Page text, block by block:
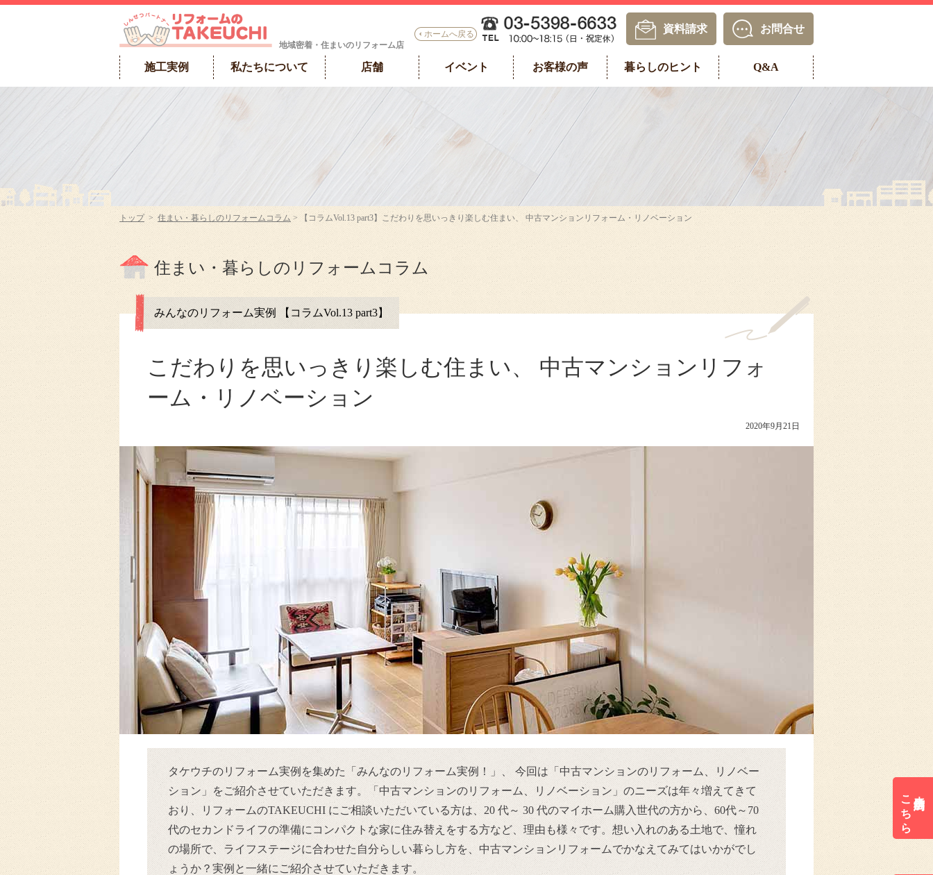
地域密着・住まいのリフォーム店
ホームへ戻る 資料請求 お問合せ
施工実例 私たちについて 店舗 イベント お客様の声 暮らしのヒント Q&A
来店予約は
こちら
トップ> 住まい・暮らしのリフォームコラム > 【コラムVol.13 part3】こだわりを思いっきり楽しむ住まい、 中古マンションリフォーム・リノベーション
住まい・暮らしのリフォームコラム
みんなのリフォーム実例 【コラムVol.13 part3】
こだわりを思いっきり楽しむ住まい、 中古マンションリフォ
ーム・リノベーション
2020年9月21日
タケウチのリフォーム実例を集めた「みんなのリフォーム実例！」、 今回は「中古マンションのリフォーム、リノベー
ション」をご紹介させていただきます。「中古マンションのリフォーム、リノベーション」のニーズは年々増えてきて
おり、リフォームのTAKEUCHI にご相談いただいている方は、20 代～ 30 代のマイホーム購入世代の方から、60代～70
代のセカンドライフの準備にコンパクトな家に住み替えをする方など、理由も様々です。想い入れのある土地で、憧れ
の場所で、ライフステージに合わせた自分らしい暮らし方を、中古マンションリフォームでかなえてみてはいかがでし
ょうか？実例と一緒にご紹介させていただきます。